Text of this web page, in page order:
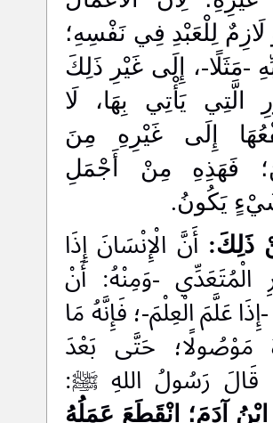
لَازِمٌ لِلْعَبْدِ فِي نَفْسِهِ؛
-مَثَلًا-، إِلَى غَيْرِ ذَلِكَ
الَّتِي يَأْتِي بِهَا، لَا
إِلَى غَيْرِهِ مِنَ
فَهَذِهِ مِنْ أَجْمَلِ
يَكُونُ.
ذَلِكَ: أَنَّ الْإِنْسَانَ إِذَا
الْمُتَعَدِّي -وَمِنْهُ: أَنْ
إِذَا عَلَّمَ الْعِلْمَ-؛ فَإِنَّهُ مَا
مَوْصُولًا؛ حَتَّى بَعْدَ
قَالَ رَسُولُ اللهِ ﷺ:
ابْنُ آدَمَ؛ انْقَطَعَ عَمَلُهُ